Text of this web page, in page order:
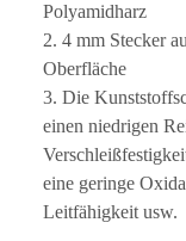
Polyamidharz
2. 4 mm Stecker
Oberfläche
3. Die
einen niedrigen
eine geringe
Leitfähigkeit usw.